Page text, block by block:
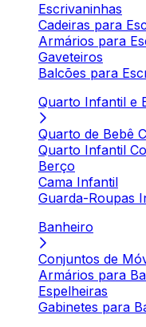
Escrivaninhas
Cadeiras para
Armários para
Gaveteiros
Balcões para
Quarto Infantil e
Quarto de Bebê
Quarto Infantil
Berço
Cama Infantil
Guarda-Roupas
Banheiro
Conjuntos de
Armários para
Espelheiras
Gabinetes para